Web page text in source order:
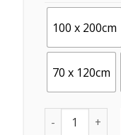
100 x 200cm
70 x 120cm
Quantity